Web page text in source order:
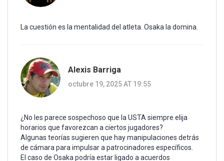
La cuestión es la mentalidad del atleta. Osaka la domina.
Alexis Barriga
octubre 19, 2025 AT 19:55
¿No les parece sospechoso que la USTA siempre elija
horarios que favorezcan a ciertos jugadores?
Algunas teorías sugieren que hay manipulaciones detrás
de cámara para impulsar a patrocinadores específicos.
El caso de Osaka podría estar ligado a acuerdos